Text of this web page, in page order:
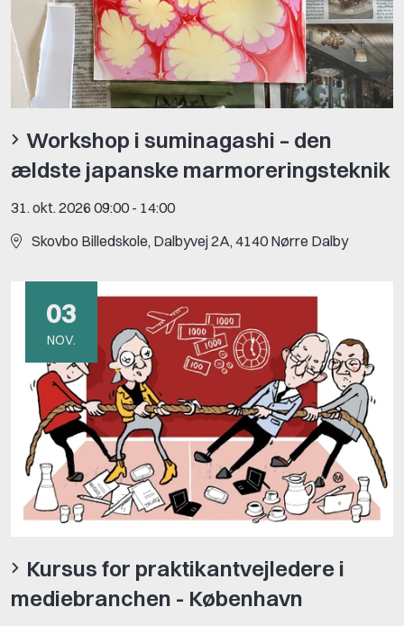
Workshop i suminagashi – den
ældste japanske marmoreringsteknik
31. okt. 2026 09:00 - 14:00
Skovbo Billedskole, Dalbyvej 2A, 4140 Nørre Dalby
03
NOV.
Kursus for praktikantvejledere i
mediebranchen - København